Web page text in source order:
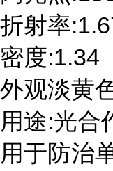
折射率
密度:1.34
外观淡黄
用途:光合
用于防治